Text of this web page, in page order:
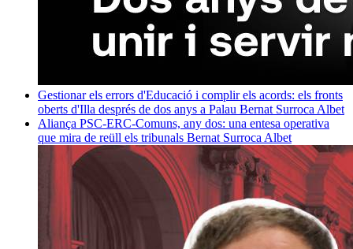
Gestionar els errors d'Educació i complir els acords: els fronts
oberts d'Illa després de dos anys a Palau Bernat Surroca Albet
Aliança PSC-ERC-Comuns, any dos: una entesa operativa
que mira de reüll els tribunals Bernat Surroca Albet